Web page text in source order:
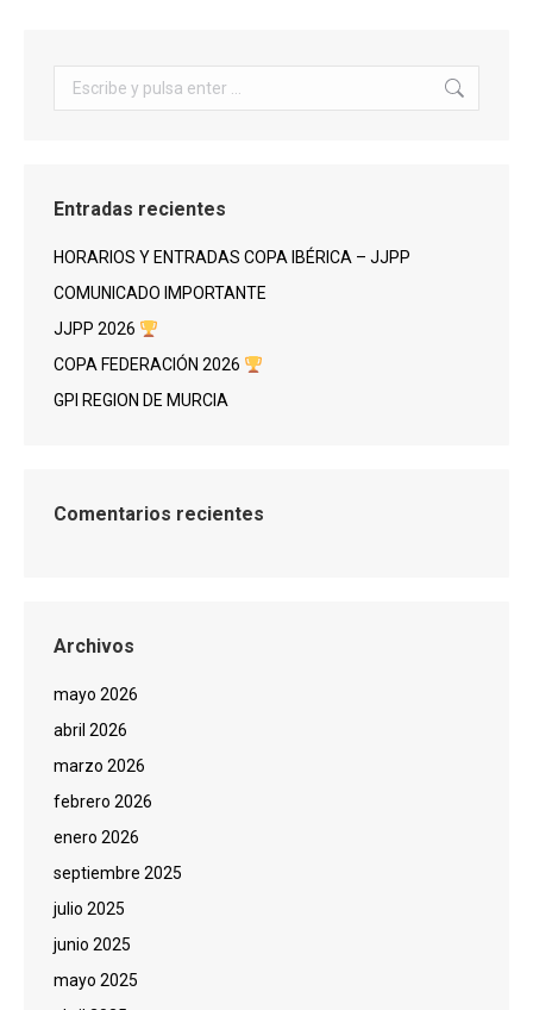
Buscar:
Entradas recientes
HORARIOS Y ENTRADAS COPA IBÉRICA – JJPP
COMUNICADO IMPORTANTE
JJPP 2026
COPA FEDERACIÓN 2026
GPI REGION DE MURCIA
Comentarios recientes
Archivos
mayo 2026
abril 2026
marzo 2026
febrero 2026
enero 2026
septiembre 2025
julio 2025
junio 2025
mayo 2025